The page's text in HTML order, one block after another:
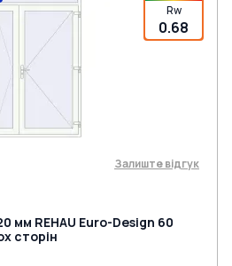
Rw
0.68
Залиште відгук
мм REHAU Euro-Design 60
сторін